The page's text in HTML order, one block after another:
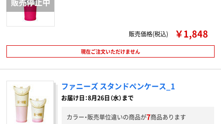
販売価格(税込) ￥1,848
現在ご注文いただけません
ファニーズ スタンドペンケース_1
お届け日：8月26日（水）まで
カラー・販売単位違いの商品が7商品あります